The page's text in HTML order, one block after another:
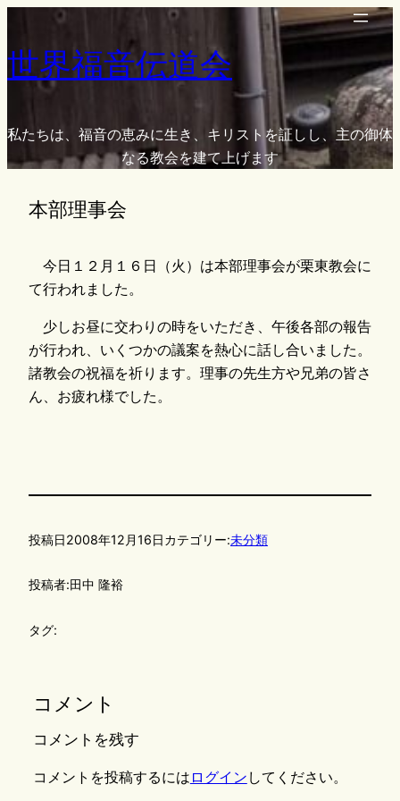
を
ッ
世界福音伝道会
私たちは、福音の恵みに生き、キリストを証しし、主の御体
なる教会を建て上げます
本部理事会
今日１２月１６日（火）は本部理事会が栗東教会に
て行われました。
少しお昼に交わりの時をいただき、午後各部の報告
が行われ、いくつかの議案を熱心に話し合いました。
諸教会の祝福を祈ります。理事の先生方や兄弟の皆さ
ん、お疲れ様でした。
投稿日2008年12月16日カテゴリー:未分類
投稿者:田中 隆裕
タグ:
コメント
コメントを残す
コメントを投稿するには ログイン してください。